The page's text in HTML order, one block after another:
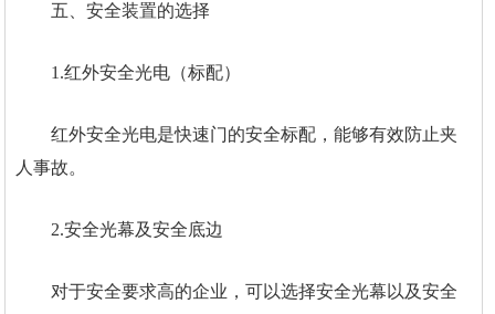
五、安全装置的选择
1.红外安全光电（标配）
红外安全光电是快速门的安全标配，能够有效防止夹
人事故。
2.安全光幕及安全底边
对于安全要求高的企业，可以选择安全光幕以及安全